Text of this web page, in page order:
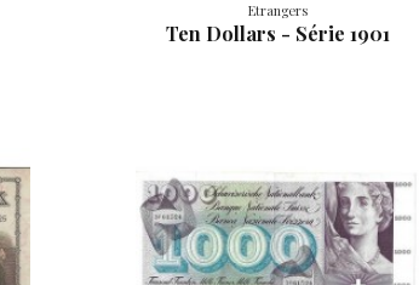
Etrangers
Ten Dollars - Série 1901